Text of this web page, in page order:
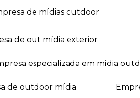
de mídias outdoor
de out mídia exterior
especializada em mídia
de outdoor mídia